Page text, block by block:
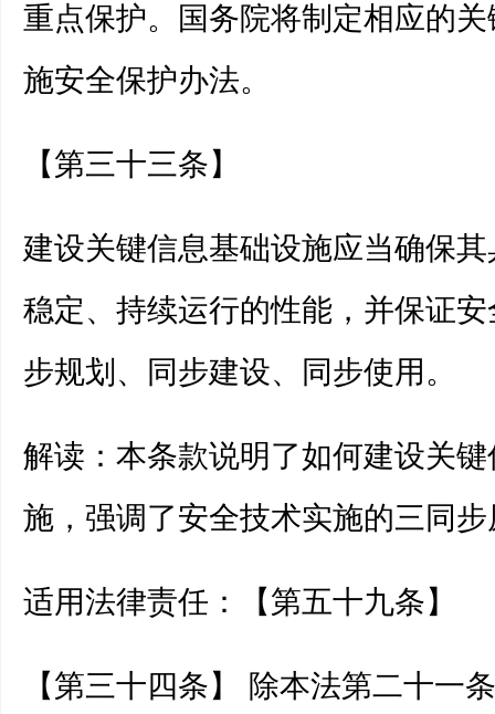
重点保护。国务院将制定相应的
施安全保护办法。
【第三十三条】
建设关键信息基础设施应当确保
稳定、持续运行的性能，并保证
步规划、同步建设、同步使用。
解读：本条款说明了如何建设关
施，强调了安全技术实施的三同
适用法律责任：【第五十九条】
【第三十四条】 除本法第二十一